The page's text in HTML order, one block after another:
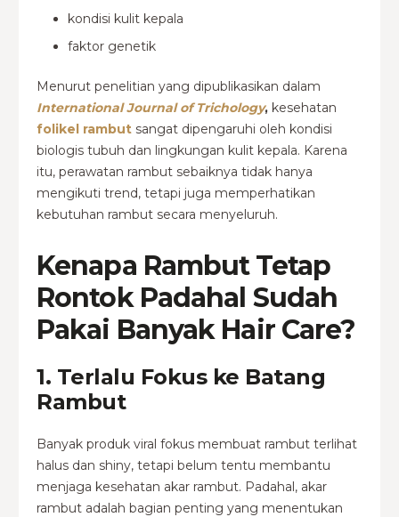
kondisi kulit kepala
faktor genetik
Menurut penelitian yang dipublikasikan dalam
International Journal of Trichology, kesehatan
folikel rambut sangat dipengaruhi oleh kondisi
biologis tubuh dan lingkungan kulit kepala. Karena
itu, perawatan rambut sebaiknya tidak hanya
mengikuti trend, tetapi juga memperhatikan
kebutuhan rambut secara menyeluruh.
Kenapa Rambut Tetap
Rontok Padahal Sudah
Pakai Banyak Hair Care?
1. Terlalu Fokus ke Batang
Rambut
Banyak produk viral fokus membuat rambut terlihat
halus dan shiny, tetapi belum tentu membantu
menjaga kesehatan akar rambut. Padahal, akar
rambut adalah bagian penting yang menentukan